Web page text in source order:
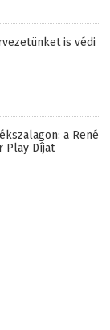
is védi
a René
Play Díjat